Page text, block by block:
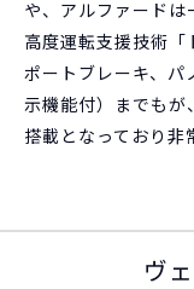
や、アルファードは
高度運転支援技術
ポートブレーキ、パ
示機能付）までも
搭載となっており非
ヴ